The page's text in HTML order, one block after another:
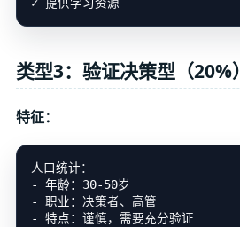
类型3：验证决策型（20%）
特征：
人口统计：
- 年龄：30-50岁
- 职业：决策者、高管
- 特点：谨慎，需要充分验证